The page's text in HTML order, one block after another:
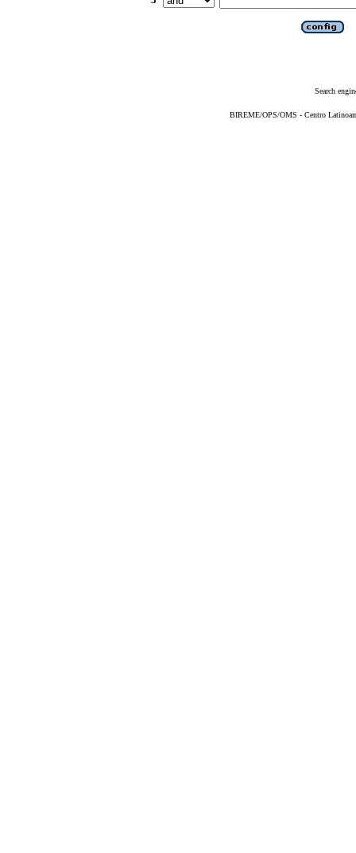
Search
BIREME/OPS/OMS - Centro